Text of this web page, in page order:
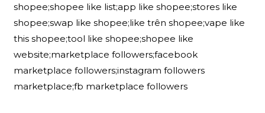
shopee;shopee like list;app like shopee;stores like
shopee;swap like shopee;like trên shopee;vape like
this shopee;tool like shopee;shopee like
website;marketplace followers;facebook
marketplace followers;instagram followers
marketplace;fb marketplace followers